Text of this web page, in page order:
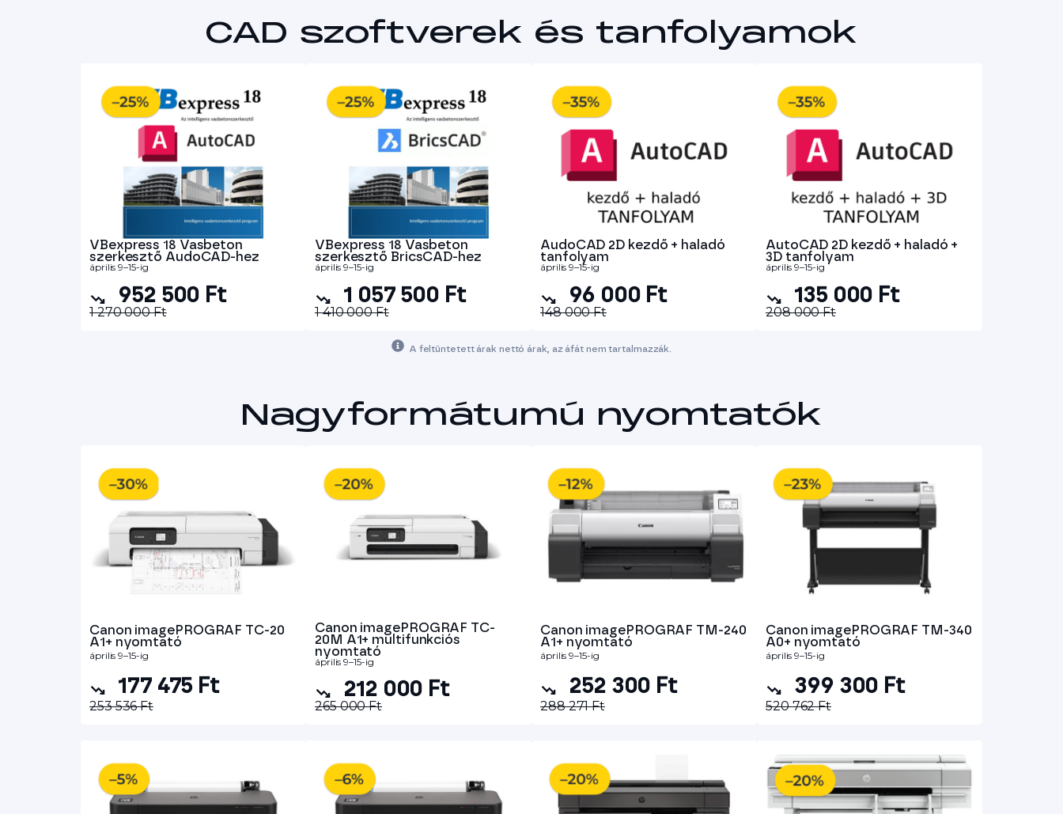
CAD szoftverek és tanfolyamok
VBexpress 18 Vasbeton
szerkesztő AudoCAD-hez
április 9–15-ig
952 500 Ft
1 270 000 Ft
VBexpress 18 Vasbeton
szerkesztő BricsCAD-hez
április 9–15-ig
1 057 500 Ft
1 410 000 Ft
AudoCAD 2D kezdő + haladó
tanfolyam
április 9–15-ig
96 000 Ft
148 000 Ft
AutoCAD 2D kezdő + haladó +
3D tanfolyam
április 9–15-ig
135 000 Ft
208 000 Ft
A feltüntetett árak nettó árak, az áfát nem tartalmazzák.
Nagyformátumú nyomtatók
Canon imagePROGRAF TC-20
A1+ nyomtató
április 9–15-ig
177 475 Ft
253 536 Ft
Canon imagePROGRAF TC-
20M A1+ multifunkciós
nyomtató
április 9–15-ig
212 000 Ft
265 000 Ft
Canon imagePROGRAF TM-240
A1+ nyomtató
április 9–15-ig
252 300 Ft
288 271 Ft
Canon imagePROGRAF TM-340
A0+ nyomtató
április 9–15-ig
399 300 Ft
520 762 Ft